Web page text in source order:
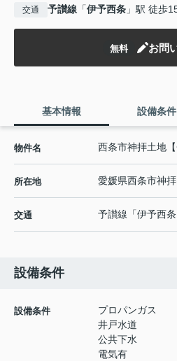
交通 予讃線 「伊予西条 」駅 徒歩
無料 お問
基本情報 設備条件
物件名 西条市神拝土地
所在地 愛媛県西条市神拝
交通 予讃線 「伊予西条
設備条件
設備条件
プロパンガス
井戸水道
公共下水
電気有